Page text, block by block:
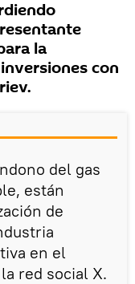
la
con
del gas
están
de
en el
red social X.